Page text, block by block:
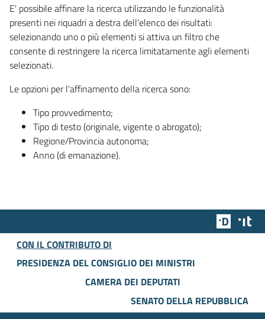
E' possibile affinare la ricerca utilizzando le funzionalità
presenti nei riquadri a destra dell'elenco dei risultati:
selezionando uno o più elementi si attiva un filtro che
consente di restringere la ricerca limitatamente agli elementi
selezionati.
Le opzioni per l'affinamento della ricerca sono:
Tipo provvedimento;
Tipo di testo (originale, vigente o abrogato);
Regione/Provincia autonoma;
Anno (di emanazione).
Team
CON IL CONTRIBUTO DI
PRESIDENZA DEL CONSIGLIO DEI MINISTRI
CAMERA DEI DEPUTATI
SENATO DELLA REPUBBLICA